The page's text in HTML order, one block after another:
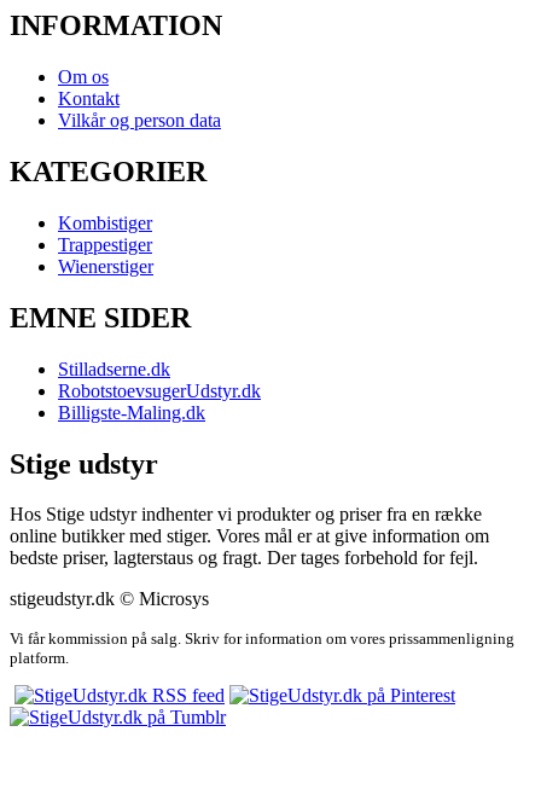
INFORMATION
Om os
Kontakt
Vilkår og person data
KATEGORIER
Kombistiger
Trappestiger
Wienerstiger
EMNE SIDER
Stilladserne.dk
RobotstoevsugerUdstyr.dk
Billigste-Maling.dk
Stige udstyr
Hos Stige udstyr indhenter vi produkter og priser fra en række
online butikker med stiger. Vores mål er at give information om
bedste priser, lagterstaus og fragt. Der tages forbehold for fejl.
stigeudstyr.dk © Microsys
Vi får kommission på salg. Skriv for information om vores prissammenligning
platform.